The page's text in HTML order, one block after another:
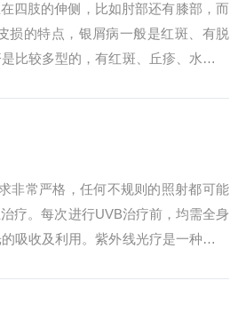
四肢的伸侧，比如肘部还有膝部，而
损的特点，银屑病一般是红斑、有脱
比较多型的，有红斑、丘疹、水泡、
非常严格，任何不规则的照射都可能
疗。每次进行UVB治疗前，均需全身
吸收及利用。紫外线光疗是一种治疗